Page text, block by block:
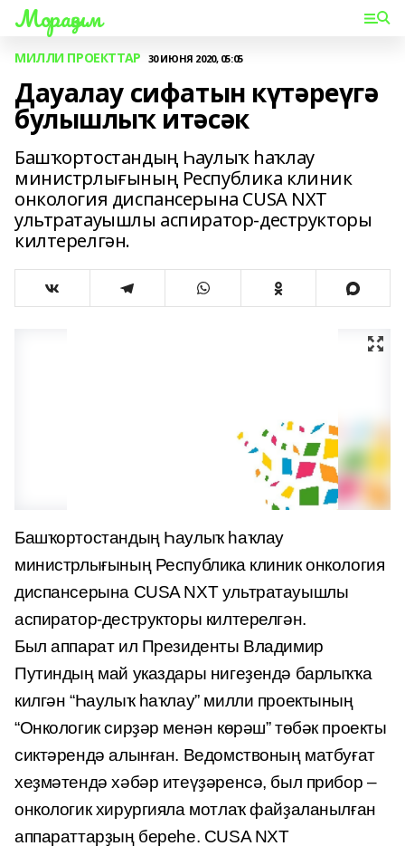
Мораҙым
МИЛЛИ ПРОЕКТТАР 30 ИЮНЯ 2020, 05:05
Дауалау сифатын күтәреүгә
булышлыҡ итәсәк
Башҡортостандың Һаулыҡ һаҡлау
министрлығының Республика клиник
онкология диспансерына CUSA NXT
ультратауышлы аспиратор-деструкторы
килтерелгән.
Башҡортостандың Һаулыҡ һаҡлау
министрлығының Республика клиник онкология
диспансерына CUSA NXT ультратауышлы
аспиратор-деструкторы килтерелгән.
Был аппарат ил Президенты Владимир
Путиндың май указдары нигеҙендә барлыҡҡа
килгән “Һаулыҡ һаҡлау” милли проектының
“Онкологик сирҙәр менән көрәш” төбәк проекты
сиктәрендә алынған. Ведомствоның матбуғат
хеҙмәтендә хәбәр итеүҙәренсә, был прибор –
онкологик хирургияла мотлаҡ файҙаланылған
аппараттарҙың береһе. CUSA NXT